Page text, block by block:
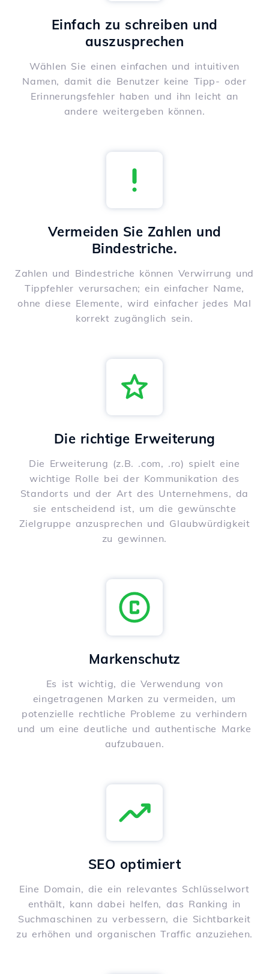
Einfach zu schreiben und
auszusprechen
Wählen Sie einen einfachen und intuitiven
Namen, damit die Benutzer keine Tipp- oder
Erinnerungsfehler haben und ihn leicht an
andere weitergeben können.
Vermeiden Sie Zahlen und
Bindestriche.
Zahlen und Bindestriche können Verwirrung und
Tippfehler verursachen; ein einfacher Name,
ohne diese Elemente, wird einfacher jedes Mal
korrekt zugänglich sein.
Die richtige Erweiterung
Die Erweiterung (z.B. .com, .ro) spielt eine
wichtige Rolle bei der Kommunikation des
Standorts und der Art des Unternehmens, da
sie entscheidend ist, um die gewünschte
Zielgruppe anzusprechen und Glaubwürdigkeit
zu gewinnen.
Markenschutz
Es ist wichtig, die Verwendung von
eingetragenen Marken zu vermeiden, um
potenzielle rechtliche Probleme zu verhindern
und um eine deutliche und authentische Marke
aufzubauen.
SEO optimiert
Eine Domain, die ein relevantes Schlüsselwort
enthält, kann dabei helfen, das Ranking in
Suchmaschinen zu verbessern, die Sichtbarkeit
zu erhöhen und organischen Traffic anzuziehen.